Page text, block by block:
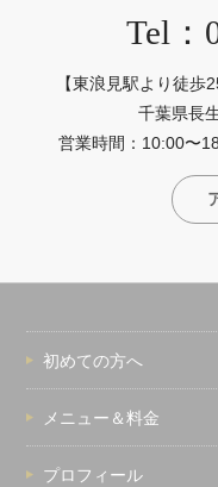
Tel：
【東浪見駅より徒歩
千葉県長
営業時間：10:00〜
初めての方へ
メニュー＆料金
プロフィール